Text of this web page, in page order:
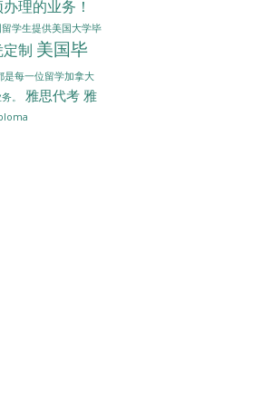
理的业务！
学生提供美国大学毕
制 美国毕
是每一位留学加拿大
。
雅思代考 雅